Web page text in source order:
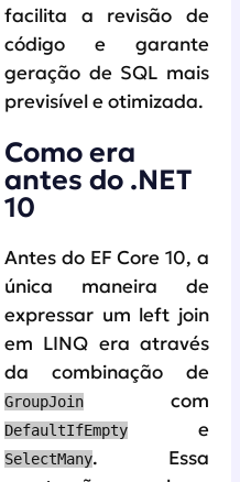
facilita a revisão de
código e garante
geração de SQL mais
previsível e otimizada.
Como era
antes do .NET
10
Antes do EF Core 10, a
única maneira de
expressar um left join
em LINQ era através
da combinação de
GroupJoin com
DefaultIfEmpty e
SelectMany. Essa